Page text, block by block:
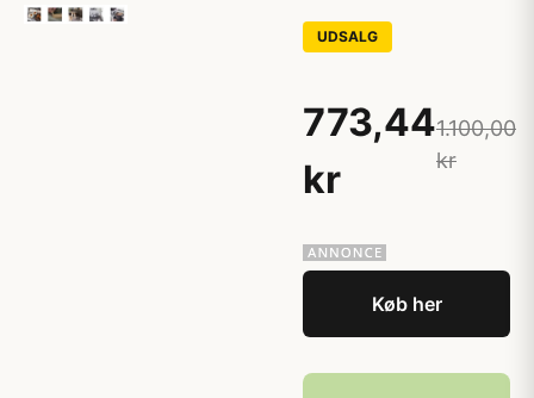
UDSALG
773,44
kr
1.100,00
kr
Køb her